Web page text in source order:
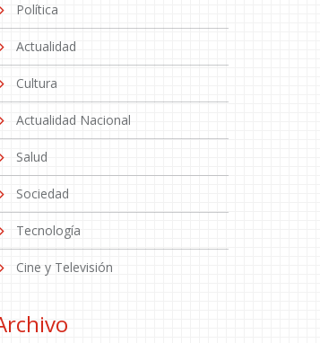
Política
Actualidad
Cultura
Actualidad Nacional
Salud
Sociedad
Tecnología
Cine y Televisión